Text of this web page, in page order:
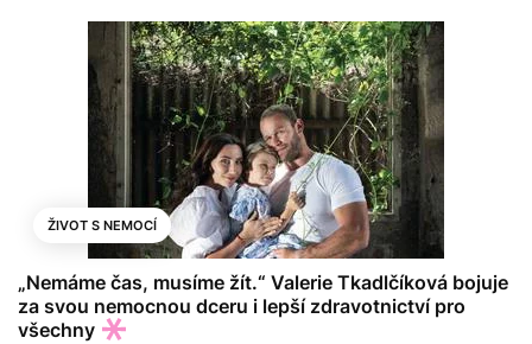
ŽIVOT S NEMOCÍ
„Nemáme čas, musíme žít.“ Valerie Tkadlčíková bojuje
za svou nemocnou dceru i lepší zdravotnictví pro
všechny